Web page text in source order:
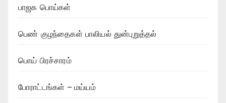
பாஜக பொய்கள்
பெண் குழந்தைகள் பாலியல் துன்புறுத்தல்
பொய் பிரச்சாரம்
போராட்டங்கள் – மய்யம்